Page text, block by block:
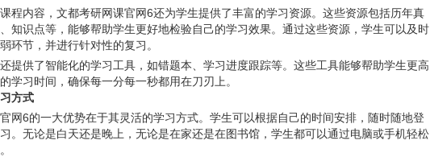
程内容，文都考研网课官网6还为学生提供了丰富的学习资源。这些资源包括历年真
知识点等，能够帮助学生更好地检验自己的学习效果。通过这些资源，学生可以及时
环节，并进行针对性的复习。
提供了智能化的学习工具，如错题本、学习进度跟踪等。这些工具能够帮助学生更高
学习时间，确保每一分每一秒都用在刀刃上。
方式
网6的一大优势在于其灵活的学习方式。学生可以根据自己的时间安排，随时随地登
。无论是白天还是晚上，无论是在家还是在图书馆，学生都可以通过电脑或手机轻松